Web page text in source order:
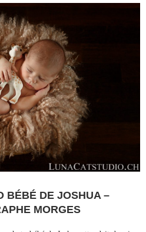
BÉBÉ DE JOSHUA –
MORGES